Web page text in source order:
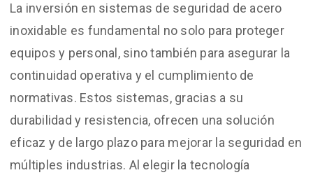
La inversión en sistemas de seguridad de acero
inoxidable es fundamental no solo para proteger
equipos y personal, sino también para asegurar la
continuidad operativa y el cumplimiento de
normativas. Estos sistemas, gracias a su
durabilidad y resistencia, ofrecen una solución
eficaz y de largo plazo para mejorar la seguridad en
múltiples industrias. Al elegir la tecnología